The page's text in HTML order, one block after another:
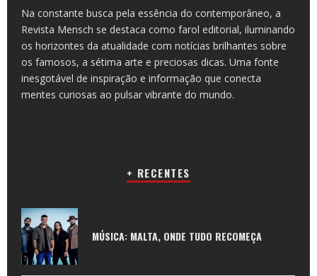
Na constante busca pela essência do contemporâneo, a
Revista Mensch se destaca como farol editorial, iluminando
os horizontes da atualidade com notícias brilhantes sobre
os famosos, a sétima arte e preciosas dicas. Uma fonte
inesgotável de inspiração e informação que conecta
mentes curiosas ao pulsar vibrante do mundo.
+ RECENTES
MÚSICA: MALTA, ONDE TUDO RECOMEÇA